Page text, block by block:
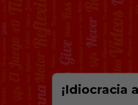
¡Idiocracia